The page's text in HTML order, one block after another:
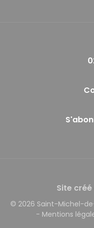
Site
© 2026 Saint-Michel-
- Mentions